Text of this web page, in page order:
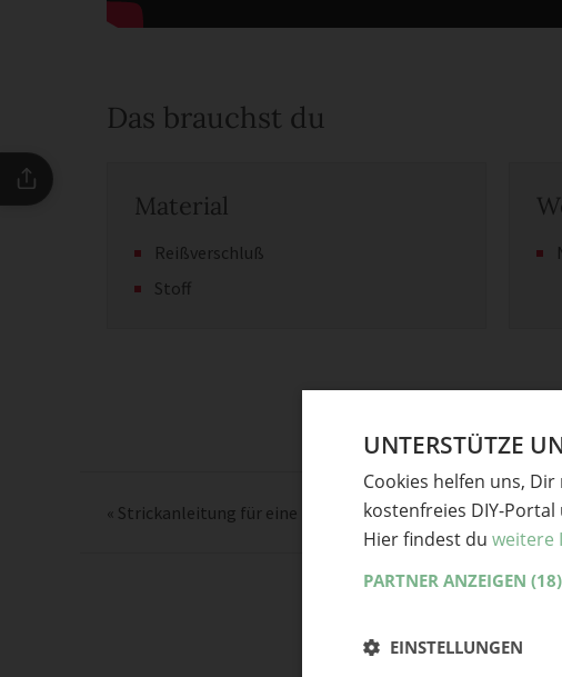
Das brauchst du
Material
Reißverschluß
Stoff
« Strickanleitung für eine Herren-Männer Mütze
UNTERSTÜTZE
Cookies helfen uns,
kostenfreies DIY-
Hier findest du weitere
PARTNER ANZEIGEN
EINSTELLUNGEN